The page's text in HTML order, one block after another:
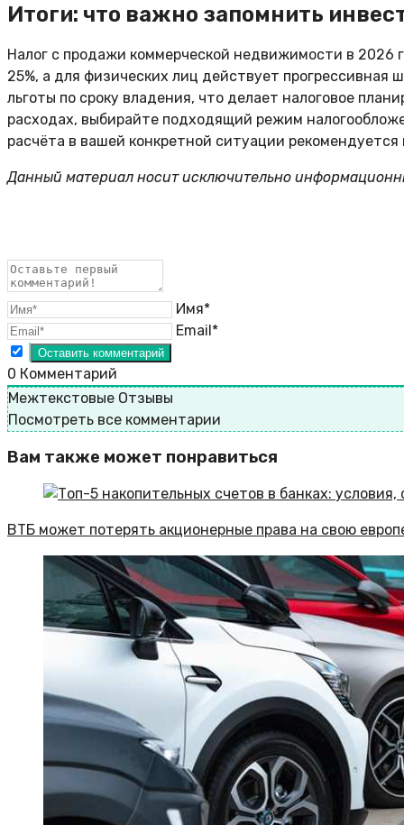
Итоги: что важно запомнить
Налог с продажи коммерческой недвижимости в 2026
25%, а для физических лиц действует
льготы по сроку владения, что делает налоговое
расходах, выбирайте подходящий режим
расчёта в вашей конкретной ситуации
Данный материал носит исключительно
Имя*
Email*
0 Комментарий
Межтекстовые Отзывы
Посмотреть все комментарии
Вам также может понравиться
ВТБ может потерять акционерные права на свою